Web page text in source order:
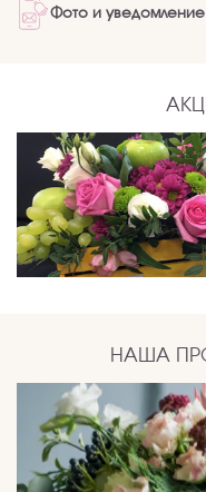
Фото и уведомление
НАША